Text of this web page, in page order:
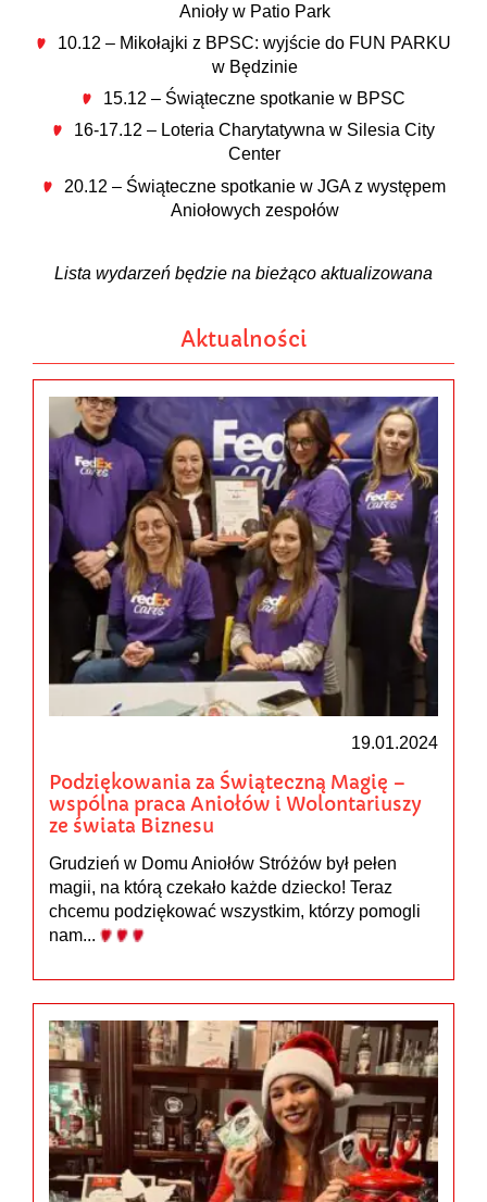
Anioły w Patio Park
10.12 – Mikołajki z BPSC: wyjście do FUN PARKU
w Będzinie
15.12 – Świąteczne spotkanie w BPSC
16-17.12 – Loteria Charytatywna w Silesia City
Center
20.12 – Świąteczne spotkanie w JGA z występem
Aniołowych zespołów
Lista wydarzeń będzie na bieżąco aktualizowana
Aktualności
19.01.2024
Podziękowania za Świąteczną Magię –
wspólna praca Aniołów i Wolontariuszy
ze świata Biznesu
Grudzień w Domu Aniołów Stróżów był pełen
magii, na którą czekało każde dziecko! Teraz
chcemu podziękować wszystkim, którzy pomogli
nam...